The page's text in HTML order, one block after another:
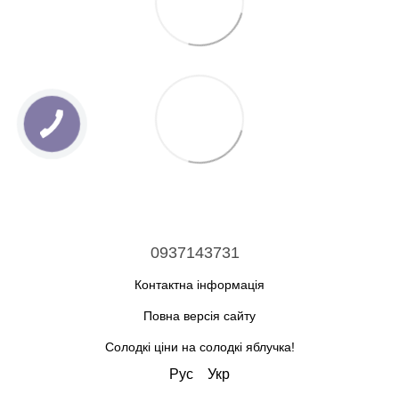
0937143731
Контактна інформація
Повна версія сайту
Солодкі ціни на солодкі яблучка!
Рус Укр